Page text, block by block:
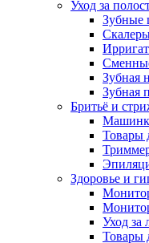
Уход за
Зубные
Зубная
Зубная
Бритьё и
Товары
Здоровье и
Уход за
Товары